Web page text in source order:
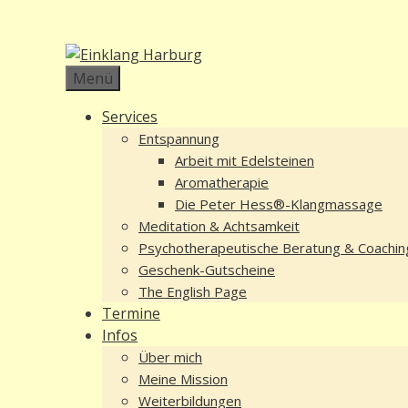
springen
Menü
Services
Entspannung
Arbeit mit Edelsteinen
Aromatherapie
Die Peter Hess®-Klangmassage
Meditation & Achtsamkeit
Psychotherapeutische Beratung &
Geschenk-Gutscheine
The English Page
Termine
Infos
Über mich
Meine Mission
Weiterbildungen